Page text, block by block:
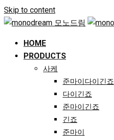
Skip to content
HOME
PRODUCTS
사케
준마이다이긴죠
다이긴죠
준마이긴죠
긴죠
준마이